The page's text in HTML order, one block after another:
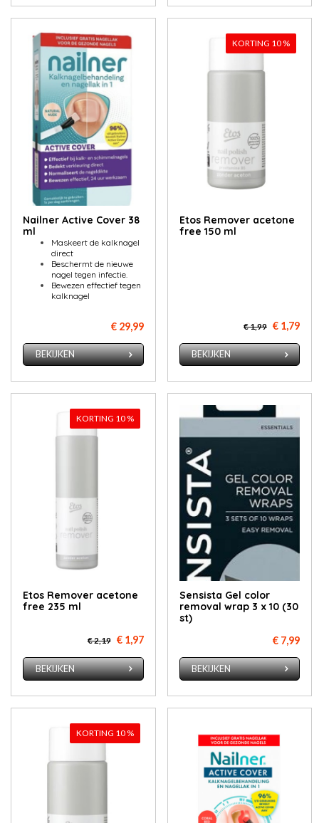
Nailner Active Cover 38
ml
Maskeert de kalknagel
direct
Beschermt de nieuwe
nagel tegen infectie.
Bewezen effectief tegen
kalknagel
€ 29,99
BEKIJKEN
KORTING 10 %
Etos Re­mo­ver ace­to­ne
free 150 ml
€ 1,99 € 1,79
BEKIJKEN
KORTING 10 %
Etos Re­mo­ver ace­to­ne
free 235 ml
€ 2,19 € 1,97
BEKIJKEN
Sensista Gel color
removal wrap 3 x 10 (30
st)
€ 7,99
BEKIJKEN
KORTING 10 %